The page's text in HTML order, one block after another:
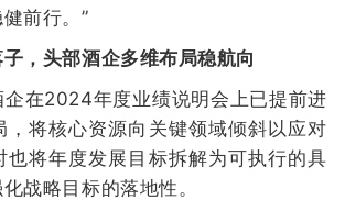
前行。”
，头部酒企多维布局稳航向
企在2024年度业绩说明会上已提前进
，将核心资源向关键领域倾斜以应对
也将年度发展目标拆解为可执行的具
战略目标的落地性。